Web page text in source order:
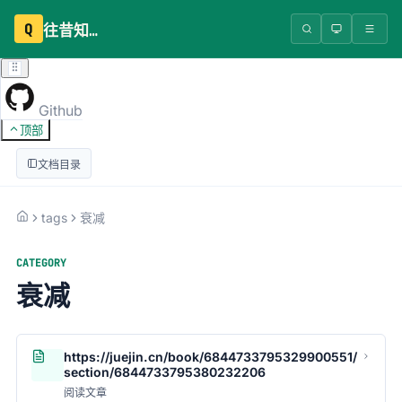
Q 往昔知识库
Github
顶部
文档目录
tags 衰减
CATEGORY
衰减
https://juejin.cn/book/6844733795329900551/
section/6844733795380232206
阅读文章